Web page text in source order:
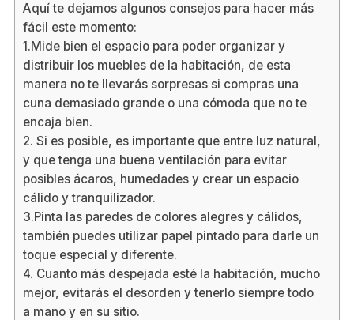
Aquí te dejamos algunos consejos para hacer más
fácil este momento:
1.Mide bien el espacio para poder organizar y
distribuir los muebles de la habitación, de esta
manera no te llevarás sorpresas si compras una
cuna demasiado grande o una cómoda que no te
encaja bien.
2. Si es posible, es importante que entre luz natural,
y que tenga una buena ventilación para evitar
posibles ácaros, humedades y crear un espacio
cálido y tranquilizador.
3.Pinta las paredes de colores alegres y cálidos,
también puedes utilizar papel pintado para darle un
toque especial y diferente.
4. Cuanto más despejada esté la habitación, mucho
mejor, evitarás el desorden y tenerlo siempre todo
a mano y en su sitio.